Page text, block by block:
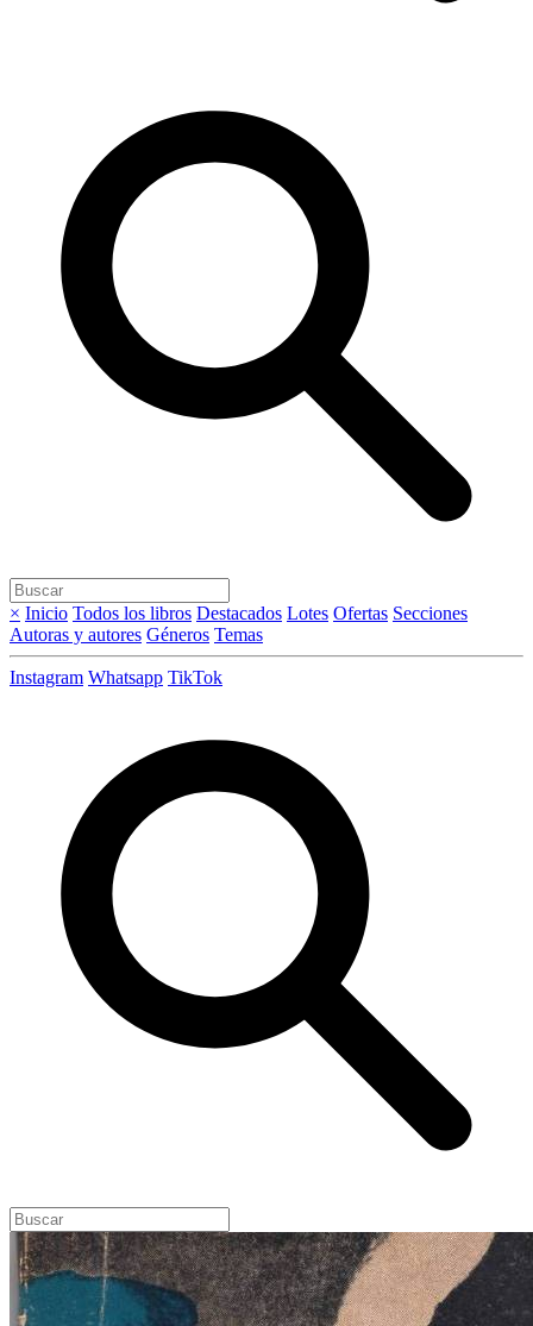
× Inicio Todos los libros Destacados Lotes Ofertas Secciones
Autoras y autores Géneros Temas
Instagram Whatsapp TikTok